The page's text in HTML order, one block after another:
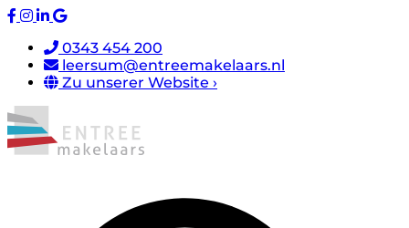
0343 454 200
leersum@entreemakelaars.nl
Zu unserer Website ›